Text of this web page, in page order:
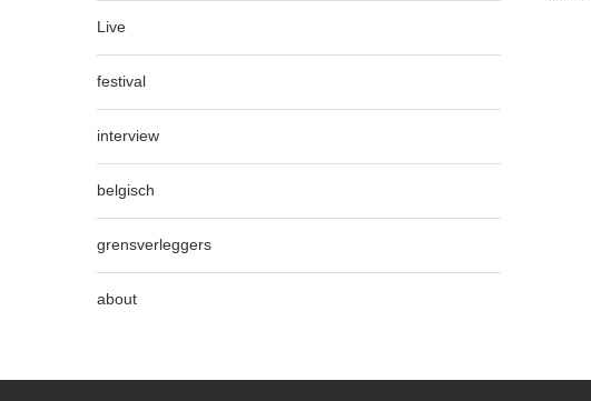
Live
festival
interview
belgisch
grensverleggers
about